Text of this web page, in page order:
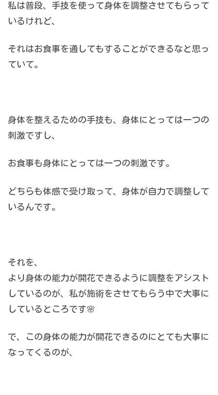
私は普段、手技を使って身体を調整させてもらって
いるけれど、
それはお食事を通してもすることができるなと思っ
ていて。
身体を整えるための手技も、身体にとっては一つの
刺激ですし、
お食事も身体にとっては一つの刺激です。
どちらも体感で受け取って、身体が自力で調整して
いるんです。
それを、
より身体の能力が開花できるように調整をアシスト
しているのが、私が施術をさせてもらう中で大事に
しているところです🌸
で、この身体の能力が開花できるのにとても大事に
なってくるのが、